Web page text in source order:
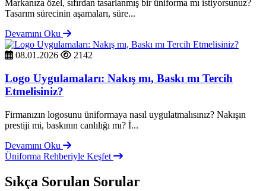
Markanıza özel, sıfırdan tasarlanmış bir üniforma mı istiyorsunuz?
Tasarım sürecinin aşamaları, süre...
Devamını Oku
08.01.2026 2142
Logo Uygulamaları: Nakış mı, Baskı mı Tercih
Etmelisiniz?
Firmanızın logosunu üniformaya nasıl uygulatmalısınız? Nakışın
prestiji mi, baskının canlılığı mı? İ...
Devamını Oku
Üniforma Rehberiyle Keşfet
Sıkça Sorulan Sorular